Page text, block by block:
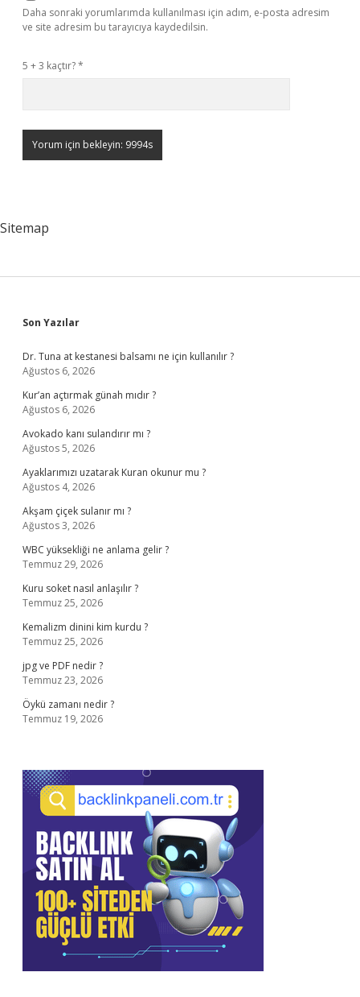
Daha sonraki yorumlarımda kullanılması için adım, e-posta adresim
ve site adresim bu tarayıcıya kaydedilsin.
5 + 3 kaçtır?*
Sitemap
Sidebar
Son Yazılar
Dr. Tuna at kestanesi balsamı ne için kullanılır ?
Ağustos 6, 2026
Kur’an açtırmak günah mıdır ?
Ağustos 6, 2026
Avokado kanı sulandırır mı ?
Ağustos 5, 2026
Ayaklarımızı uzatarak Kuran okunur mu ?
Ağustos 4, 2026
Akşam çiçek sulanır mı ?
Ağustos 3, 2026
WBC yüksekliği ne anlama gelir ?
Temmuz 29, 2026
Kuru soket nasıl anlaşılır ?
Temmuz 25, 2026
Kemalizm dinini kim kurdu ?
Temmuz 25, 2026
jpg ve PDF nedir ?
Temmuz 23, 2026
Öykü zamanı nedir ?
Temmuz 19, 2026